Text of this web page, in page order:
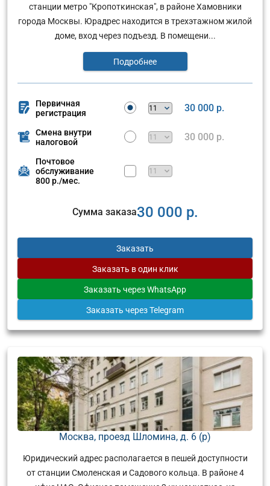
станции метро "Кропоткинская", в районе Хамовники
города Москвы. Юрадрес находится в трехэтажном жилой
доме, вход через подъезд. В помещени...
Подробнее
Первичная
регистрация
30 000 р.
Смена внутри
налоговой
30 000 р.
Почтовое
обслуживание
800 р./мес.
Сумма заказа30 000 р.
Заказать
Заказать в один клик
Заказать через WhatsApp
Заказать через Telegram
Москва, проезд Шломина, д. 6 (р)
Юридический адрес располагается в пешей доступности
от станции Смоленская и Садового кольца. В районе 4